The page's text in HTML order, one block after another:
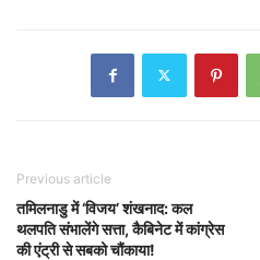
Previous article
तमिलनाडु में ‘विजय’ शंखनाद: कल
थलपति संभालेंगे सत्ता, कैबिनेट में कांग्रेस
की एंट्री से सबको चौंकाया!